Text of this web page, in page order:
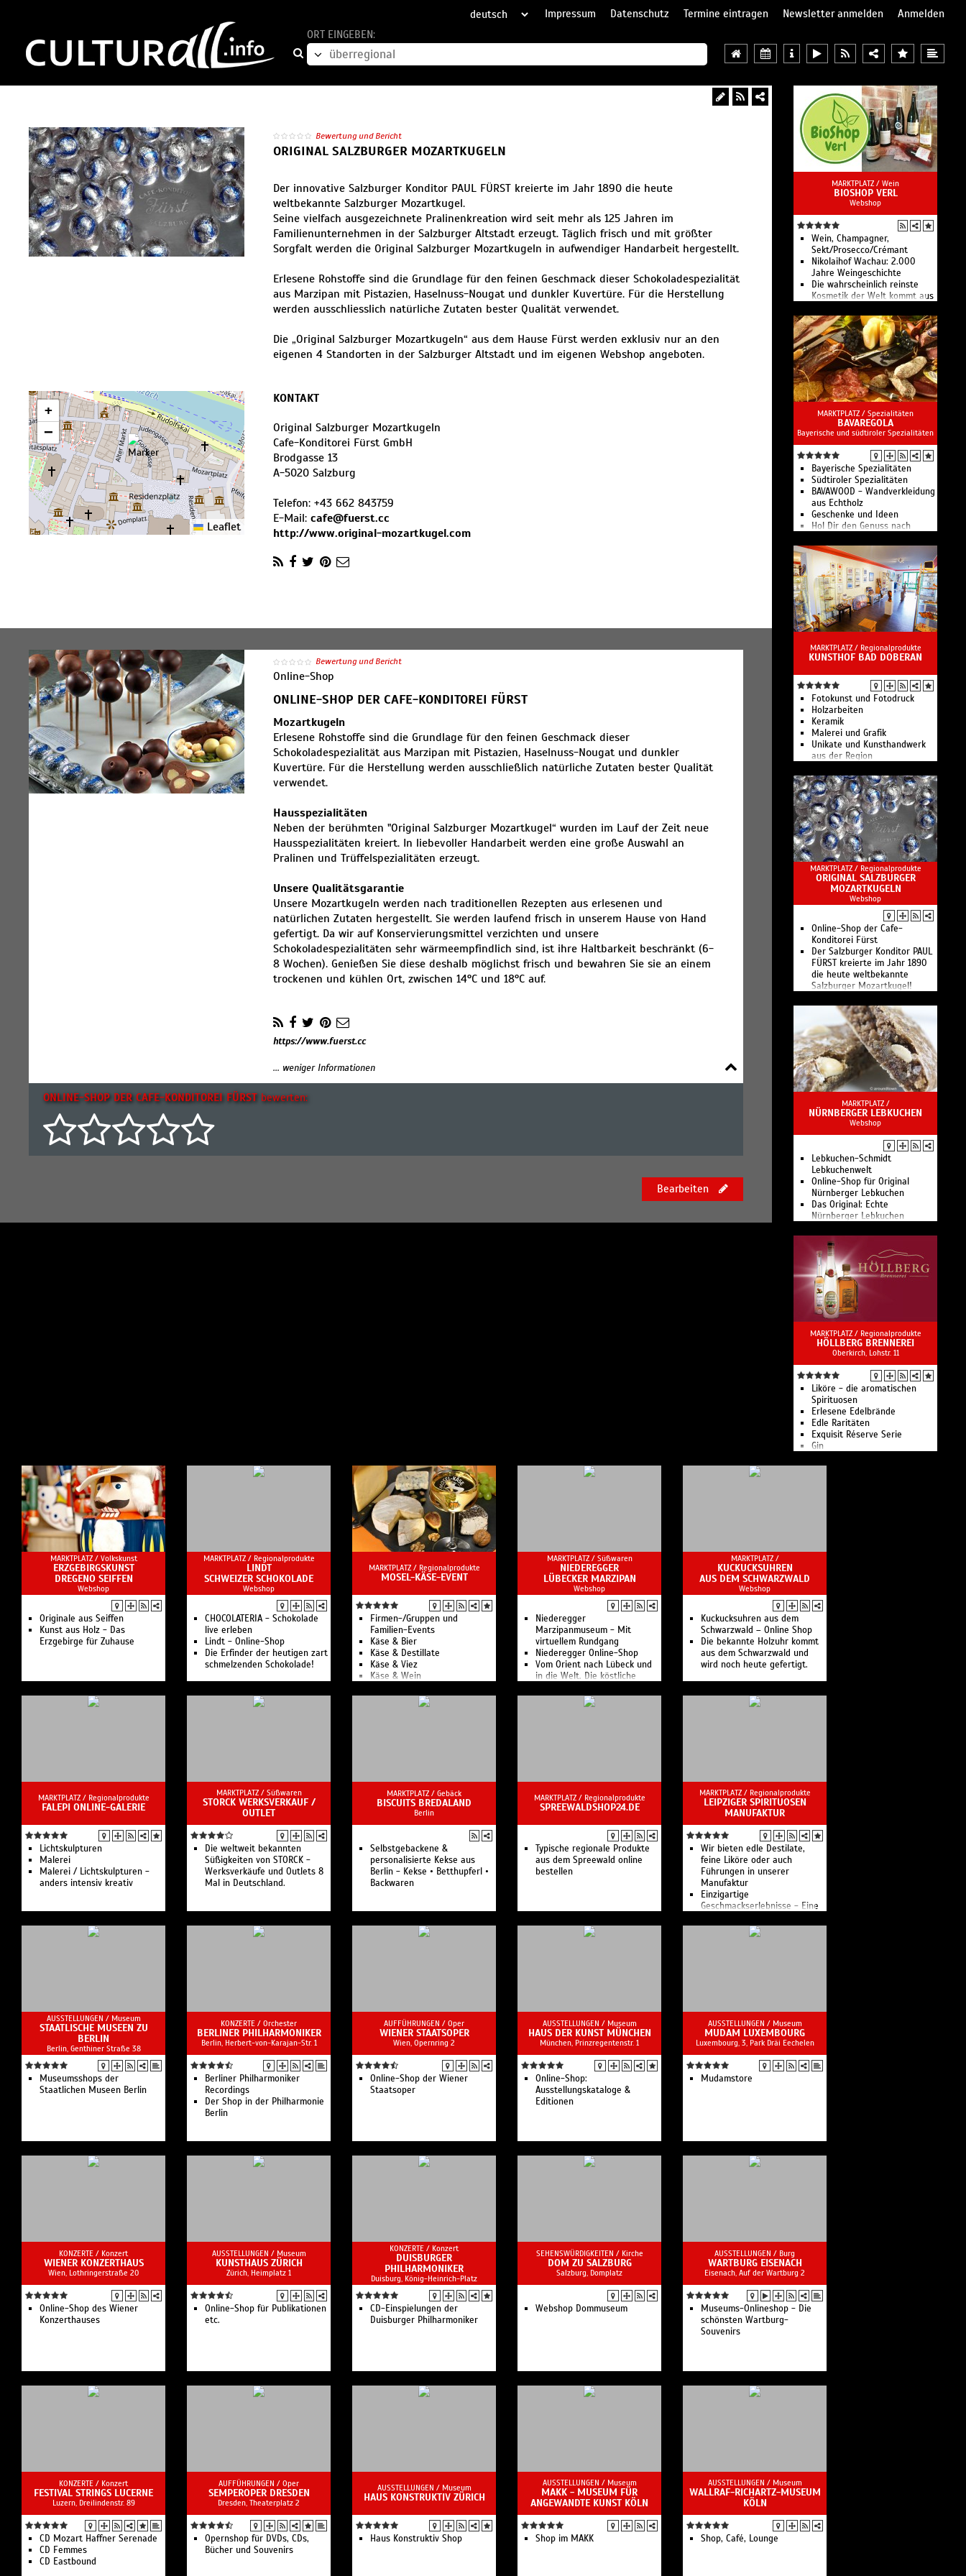
Impressum Datenschutz Termine eintragen Newsletter anmelden
Anmelden
ORT EINGEBEN:
Bewertung und Bericht
ORIGINAL SALZBURGER MOZARTKUGELN
Der innovative Salzburger Konditor PAUL FÜRST kreierte im Jahr 1890 die heute
weltbekannte Salzburger Mozartkugel.
Seine vielfach ausgezeichnete Pralinenkreation wird seit mehr als 125 Jahren im
Familienunternehmen in der Salzburger Altstadt erzeugt. Täglich frisch und mit größter
Sorgfalt werden die Original Salzburger Mozartkugeln in aufwendiger Handarbeit hergestellt.
Erlesene Rohstoffe sind die Grundlage für den feinen Geschmack dieser Schokoladespezialität
aus Marzipan mit Pistazien, Haselnuss-Nougat und dunkler Kuvertüre. Für die Herstellung
werden ausschliesslich natürliche Zutaten bester Qualität verwendet.
Die „Original Salzburger Mozartkugeln“ aus dem Hause Fürst werden exklusiv nur an den
eigenen 4 Standorten in der Salzburger Altstadt und im eigenen Webshop angeboten.
+
−
Leaflet
KONTAKT
Original Salzburger Mozartkugeln
Cafe-Konditorei Fürst GmbH
Brodgasse 13
A-5020 Salzburg
Telefon: +43 662 843759
E-Mail: cafe@fuerst.cc
http://www.original-mozartkugel.com
Bewertung und Bericht
Online-Shop
ONLINE-SHOP DER CAFE-KONDITOREI FÜRST
Mozartkugeln
Erlesene Rohstoffe sind die Grundlage für den feinen Geschmack dieser
Schokoladespezialität aus Marzipan mit Pistazien, Haselnuss-Nougat und dunkler
Kuvertüre. Für die Herstellung werden ausschließlich natürliche Zutaten bester Qualität
verwendet.
Hausspezialitäten
Neben der berühmten "Original Salzburger Mozartkugel“ wurden im Lauf der Zeit neue
Hausspezialitäten kreiert. In liebevoller Handarbeit werden eine große Auswahl an
Pralinen und Trüffelspezialitäten erzeugt.
Unsere Qualitätsgarantie
Unsere Mozartkugeln werden nach traditionellen Rezepten aus erlesenen und
natürlichen Zutaten hergestellt. Sie werden laufend frisch in unserem Hause von Hand
gefertigt. Da wir auf Konservierungsmittel verzichten und unsere
Schokoladespezialitäten sehr wärmeempfindlich sind, ist ihre Haltbarkeit beschränkt (6-
8 Wochen). Genießen Sie diese deshalb möglichst frisch und bewahren Sie sie an einem
trockenen und kühlen Ort, zwischen 14°C und 18°C auf.
https://www.fuerst.cc
... weniger Informationen
ONLINE-SHOP DER CAFE-KONDITOREI FÜRST bewerten:
Bearbeiten
MARKTPLATZ / Wein
BIOSHOP VERL
Webshop
Wein, Champagner,
Sekt/Prosecco/Crémant
Nikolaihof Wachau: 2.000
Jahre Weingeschichte
Die wahrscheinlich reinste
Kosmetik der Welt kommt aus
Nahrungsmittelergänzung
Handgefertigte
Kinderspielzeuge
Mit der Natur im Einklang! -
Weine, Kosmetik und
Spielzeug mit Bio-Siegel
MARKTPLATZ / Spezialitäten
BAVAREGOLA
Bayerische und südtiroler Spezialitäten
Bayerische Spezialitäten
Südtiroler Spezialitäten
BAVAWOOD - Wandverkleidung
aus Echtholz
Geschenke und Ideen
Hol Dir den Genuss nach
MARKTPLATZ / Regionalprodukte
KUNSTHOF BAD DOBERAN
Fotokunst und Fotodruck
Holzarbeiten
Keramik
Malerei und Grafik
Unikate und Kunsthandwerk
aus der Region
organisiert vom Kunsthof
MARKTPLATZ / Regionalprodukte
ORIGINAL SALZBURGER
MOZARTKUGELN
Webshop
Online-Shop der Cafe-
Konditorei Fürst
Der Salzburger Konditor PAUL
FÜRST kreierte im Jahr 1890
die heute weltbekannte
Salzburger Mozartkugel!
MARKTPLATZ /
NÜRNBERGER LEBKUCHEN
Webshop
Lebkuchen-Schmidt
Lebkuchenwelt
Online-Shop für Original
Nürnberger Lebkuchen
Das Original: Echte
Nürnberger Lebkuchen
MARKTPLATZ / Regionalprodukte
HÖLLBERG BRENNEREI
Oberkirch, Lohstr. 11
Liköre - die aromatischen
Spirituosen
Erlesene Edelbrände
Edle Raritäten
Exquisit Réserve Serie
Gin
Schwarze Magie
MARKTPLATZ / Volkskunst
ERZGEBIRGSKUNST
DREGENO SEIFFEN
Webshop
Originale aus Seiffen
Kunst aus Holz - Das
Erzgebirge für Zuhause
MARKTPLATZ / Regionalprodukte
LINDT
SCHWEIZER SCHOKOLADE
Webshop
CHOCOLATERIA - Schokolade
live erleben
Lindt - Online-Shop
Die Erfinder der heutigen zart
schmelzenden Schokolade!
MARKTPLATZ / Regionalprodukte
MOSEL-KÄSE-EVENT
Firmen-/Gruppen und
Familien-Events
Käse & Bier
Käse & Destillate
Käse & Viez
Käse & Wein
Online-Tastings
Käse-Kulinarik in freier Natur
MARKTPLATZ / Süßwaren
NIEDEREGGER
LÜBECKER MARZIPAN
Webshop
Niederegger
Marzipanmuseum - Mit
virtuellem Rundgang
Niederegger Online-Shop
Vom Orient nach Lübeck und
in die Welt. Die köstliche
MARKTPLATZ /
KUCKUCKSUHREN
AUS DEM SCHWARZWALD
Webshop
Kuckucksuhren aus dem
Schwarzwald – Online Shop
Die bekannte Holzuhr kommt
aus dem Schwarzwald und
wird noch heute gefertigt.
MARKTPLATZ / Regionalprodukte
FALEPI ONLINE-GALERIE
Lichtskulpturen
Malerei
Malerei / Lichtskulpturen -
anders intensiv kreativ
MARKTPLATZ / Süßwaren
STORCK WERKSVERKAUF /
OUTLET
Die weltweit bekannten
Süßigkeiten von STORCK -
Werksverkäufe und Outlets 8
Mal in Deutschland.
MARKTPLATZ / Gebäck
BISCUITS BREDALAND
Berlin
Selbstgebackene &
personalisierte Kekse aus
Berlin - Kekse • Betthupferl •
Backwaren
MARKTPLATZ / Regionalprodukte
SPREEWALDSHOP24.DE
Typische regionale Produkte
aus dem Spreewald online
bestellen
MARKTPLATZ / Regionalprodukte
LEIPZIGER SPIRITUOSEN
MANUFAKTUR
Wir bieten edle Destilate,
feine Liköre oder auch
Führungen in unserer
Manufaktur
Einzigartige
Geschmackserlebnisse - Eine
und Handwerk
AUSSTELLUNGEN / Museum
STAATLISCHE MUSEEN ZU
BERLIN
Berlin, Genthiner Straße 38
Museumsshops der
Staatlichen Museen Berlin
KONZERTE / Orchester
BERLINER PHILHARMONIKER
Berlin, Herbert-von-Karajan-Str. 1
Berliner Philharmoniker
Recordings
Der Shop in der Philharmonie
Berlin
AUFFÜHRUNGEN / Oper
WIENER STAATSOPER
Wien, Opernring 2
Online-Shop der Wiener
Staatsoper
AUSSTELLUNGEN / Museum
HAUS DER KUNST MÜNCHEN
München, Prinzregentenstr. 1
Online-Shop:
Ausstellungskataloge &
Editionen
AUSSTELLUNGEN / Museum
MUDAM LUXEMBOURG
Luxembourg, 3, Park Dräi Eechelen
Mudamstore
KONZERTE / Konzert
WIENER KONZERTHAUS
Wien, Lothringerstraße 20
Online-Shop des Wiener
Konzerthauses
AUSSTELLUNGEN / Museum
KUNSTHAUS ZÜRICH
Zürich, Heimplatz 1
Online-Shop für Publikationen
etc.
KONZERTE / Konzert
DUISBURGER
PHILHARMONIKER
Duisburg, König-Heinrich-Platz
CD-Einspielungen der
Duisburger Philharmoniker
SEHENSWÜRDIGKEITEN / Kirche
DOM ZU SALZBURG
Salzburg, Domplatz
Webshop Dommuseum
AUSSTELLUNGEN / Burg
WARTBURG EISENACH
Eisenach, Auf der Wartburg 2
Museums-Onlineshop - Die
schönsten Wartburg-
Souvenirs
KONZERTE / Konzert
FESTIVAL STRINGS LUCERNE
Luzern, Dreilindenstr. 89
CD Mozart Haffner Serenade
CD Femmes
CD Eastbound
AUFFÜHRUNGEN / Oper
SEMPEROPER DRESDEN
Dresden, Theaterplatz 2
Opernshop für DVDs, CDs,
Bücher und Souvenirs
AUSSTELLUNGEN / Museum
HAUS KONSTRUKTIV ZÜRICH
Haus Konstruktiv Shop
AUSSTELLUNGEN / Museum
MAKK - MUSEUM FÜR
ANGEWANDTE KUNST KÖLN
Shop im MAKK
AUSSTELLUNGEN / Museum
WALLRAF-RICHARTZ-MUSEUM
KÖLN
Shop, Café, Lounge